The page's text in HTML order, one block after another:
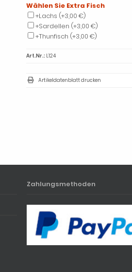
Art.Nr.: L124
Artikeldatenblatt drucken
Wählen Sie Extra Fisch
+Lachs (+3,00 €)
+Sardellen (+3,00 €)
+Thunfisch (+3,00 €)
Zahlungsmethoden